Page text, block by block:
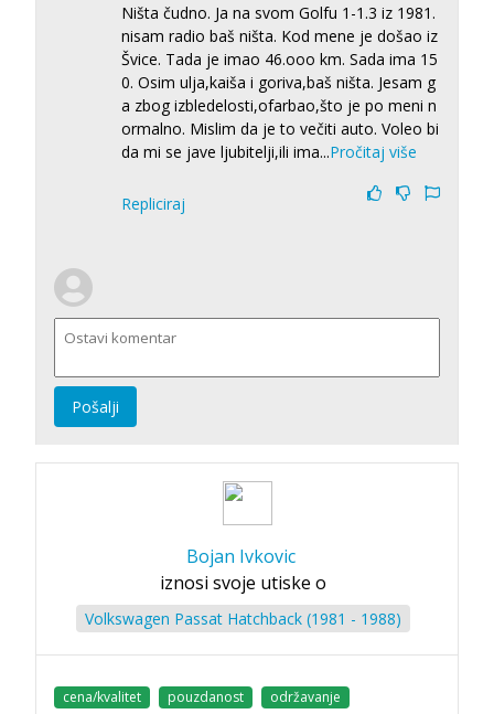
Ništa čudno. Ja na svom Golfu 1-1.3 iz 1981.
nisam radio baš ništa. Kod mene je došao iz
Švice. Tada je imao 46.ooo km. Sada ima 15
0. Osim ulja,kaiša i goriva,baš ništa. Jesam g
a zbog izbledelosti,ofarbao,što je po meni n
ormalno. Mislim da je to večiti auto. Voleo bi
da mi se jave ljubitelji,ili ima...Pročitaj više
Repliciraj
Pošalji
Bojan Ivkovic
iznosi svoje utiske o
Volkswagen Passat Hatchback (1981 - 1988)
cena/kvalitet pouzdanost
održavanje